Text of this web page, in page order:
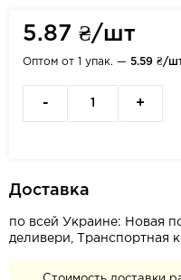
5.87 ₴/шт
Оптом от 1 упак. — 5.59 ₴/
- +
Доставка
по всей Украине: Новая
деливери, Транспортная